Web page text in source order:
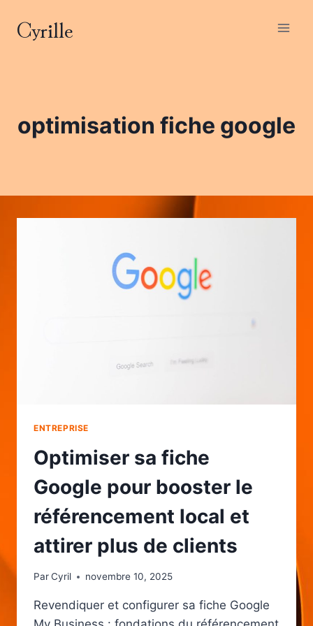
Cyrille
optimisation fiche google
ENTREPRISE
Optimiser sa fiche
Google pour booster le
référencement local et
attirer plus de clients
ParCyril novembre 10, 2025
Revendiquer et configurer sa fiche Google